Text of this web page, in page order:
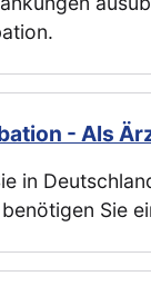
- Als
in
Sie